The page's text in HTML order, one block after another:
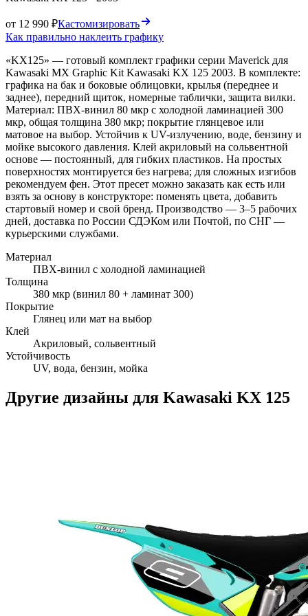
от 12 990 ₽Кастомизировать
Как правильно наклеить графику
«KX125» — готовый комплект графики серии Maverick для
Kawasaki MX Graphic Kit Kawasaki KX 125 2003. В комплекте:
графика на бак и боковые облицовки, крылья (переднее и
заднее), передний щиток, номерные таблички, защита вилки.
Материал: ПВХ-винил 80 мкр с холодной ламинацией 300
мкр, общая толщина 380 мкр; покрытие глянцевое или
матовое на выбор. Устойчив к UV-излучению, воде, бензину и
мойке высокого давления. Клей акриловый на сольвентной
основе — постоянный, для гибких пластиков. На простых
поверхностях монтируется без нагрева; для сложных изгибов
рекомендуем фен. Этот пресет можно заказать как есть или
взять за основу в конструкторе: поменять цвета, добавить
стартовый номер и свой бренд. Производство — 3–5 рабочих
дней, доставка по России СДЭКом или Почтой, по СНГ —
курьерскими службами.
Материал
ПВХ-винил с холодной ламинацией
Толщина
380 мкр (винил 80 + ламинат 300)
Покрытие
Глянец или мат на выбор
Клей
Акриловый, сольвентный
Устойчивость
UV, вода, бензин, мойка
Другие дизайны для Kawasaki KX 125